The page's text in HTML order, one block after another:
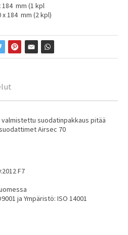
184 mm (1 kpl
184 mm (2 kpl)
suodatinpakkaus pitää
Airsec 70
F7
ja Ympäristö: ISO 14001